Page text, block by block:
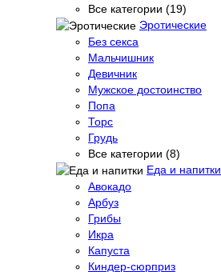
Все категории (19)
Эротические
Без секса
Мальчишник
Девичник
Мужское достоинство
Попа
Торс
Грудь
Все категории (8)
Еда и напитки
Авокадо
Арбуз
Грибы
Икра
Капуста
Киндер-сюрприз